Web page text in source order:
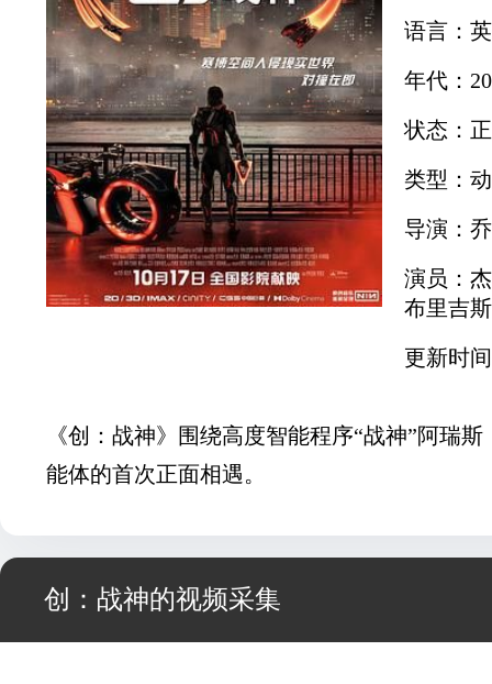
语言：
年代：
状态：
类型：
导演：
演员：
布里吉
更新时
《创：战神》围绕高度智能程序“战神”阿瑞
能体的首次正面相遇。
创：战神的视频采集